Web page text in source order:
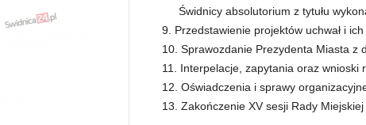
Świdnicy absolutorium z tytułu
Przedstawienie projektów uchwał i ich
Sprawozdanie Prezydenta Miasta z
Interpelacje, zapytania oraz wnioski
Oświadczenia i sprawy
Zakończenie XV sesji Rady Miejskiej